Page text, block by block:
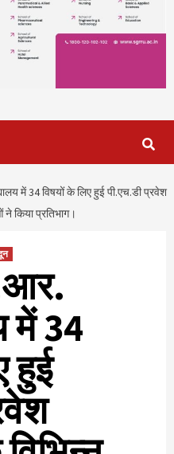
में 34 विषयों के लिए हुई पी.एच.डी प्रवेश
ने किया प्रतिभाग।
में 34
हुई